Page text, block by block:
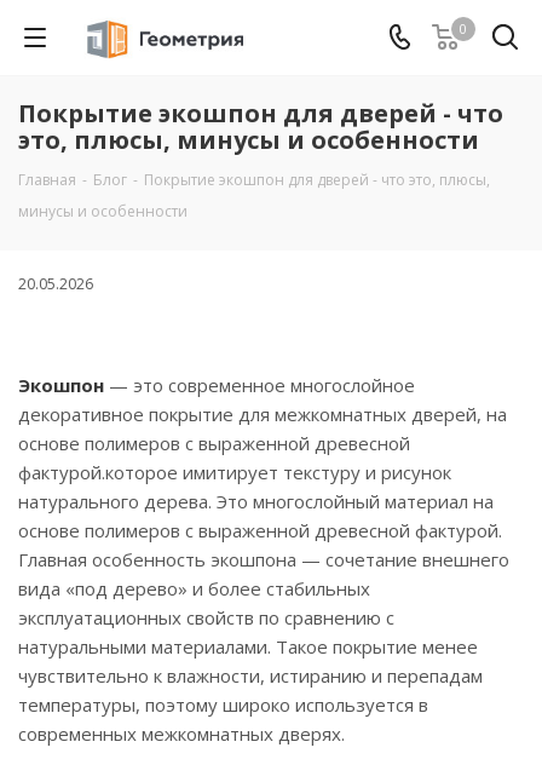
0
Покрытие экошпон для дверей - что
это, плюсы, минусы и особенности
Главная - Блог - Покрытие экошпон для дверей - что это, плюсы,
минусы и особенности
20.05.2026
Экошпон — это современное многослойное
декоративное покрытие для межкомнатных дверей, на
основе полимеров с выраженной древесной
фактурой.которое имитирует текстуру и рисунок
натурального дерева. Это многослойный материал на
основе полимеров с выраженной древесной фактурой.
Главная особенность экошпона — сочетание внешнего
вида «под дерево» и более стабильных
эксплуатационных свойств по сравнению с
натуральными материалами. Такое покрытие менее
чувствительно к влажности, истиранию и перепадам
температуры, поэтому широко используется в
современных межкомнатных дверях.